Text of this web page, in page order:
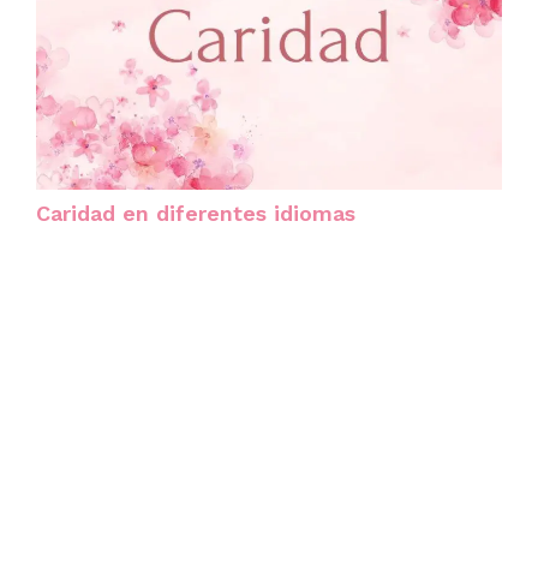
Caridad en diferentes idiomas